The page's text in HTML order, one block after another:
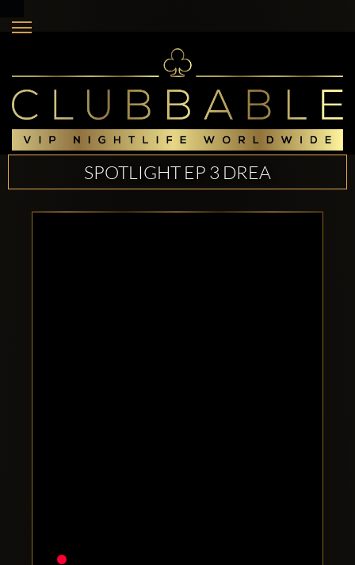
SPOTLIGHT EP 3 DREA